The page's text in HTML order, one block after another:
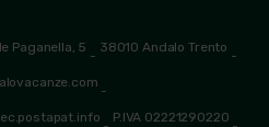
Paganella, 5
-
38010 Andalo Trento
-
-
P.IVA 02221290220